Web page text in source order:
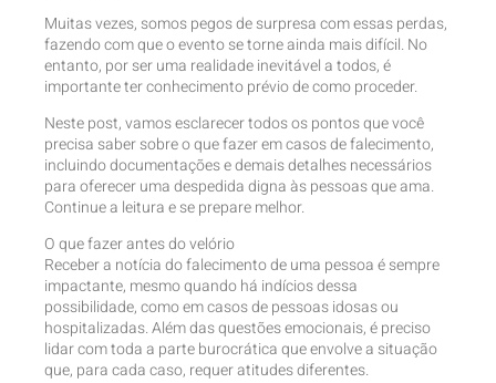
Muitas vezes, somos pegos de surpresa com essas perdas,
fazendo com que o evento se torne ainda mais difícil. No
entanto, por ser uma realidade inevitável a todos, é
importante ter conhecimento prévio de como proceder.
Neste post, vamos esclarecer todos os pontos que você
precisa saber sobre o que fazer em casos de falecimento,
incluindo documentações e demais detalhes necessários
para oferecer uma despedida digna às pessoas que ama.
Continue a leitura e se prepare melhor.
O que fazer antes do velório
Receber a notícia do falecimento de uma pessoa é sempre
impactante, mesmo quando há indícios dessa
possibilidade, como em casos de pessoas idosas ou
hospitalizadas. Além das questões emocionais, é preciso
lidar com toda a parte burocrática que envolve a situação
que, para cada caso, requer atitudes diferentes.